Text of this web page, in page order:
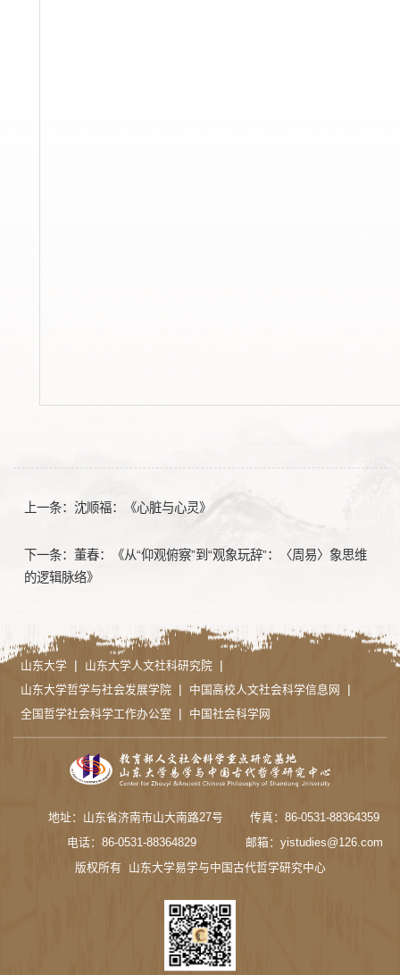
上一条： 沈顺福：《心脏与心灵》
下一条： 董春：《从“仰观俯察”到“观象玩辞”：〈周易〉象思维
的逻辑脉络》
山东大学 | 山东大学人文社科研究院 |
山东大学哲学与社会发展学院 | 中国高校人文社会科学信息网 |
全国哲学社会科学工作办公室 | 中国社会科学网
地址：山东省济南市山大南路27号
传真：86-0531-88364359
电话：86-0531-88364829
邮箱：yistudies@126.com
版权所有 山东大学易学与中国古代哲学研究中心